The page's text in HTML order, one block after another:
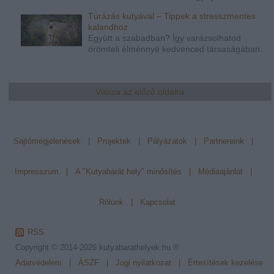
Túrázás kutyával – Tippek a stresszmentes
kalandhoz
Együtt a szabadban? Így varázsolhatod
örömteli élménnyé kedvenced társaságában.
Vissza az előző oldalra
Sajtómegjelenések Projektek Pályázatok Partnereink
Impresszum A "Kutyabarát hely" minősítés Médiaajánlat
Rólunk Kapcsolat
RSS
Copyright © 2014-2026 kutyabarathelyek.hu ®
Adatvédelem
ÁSZF Jogi nyilatkozat Értesítések kezelése